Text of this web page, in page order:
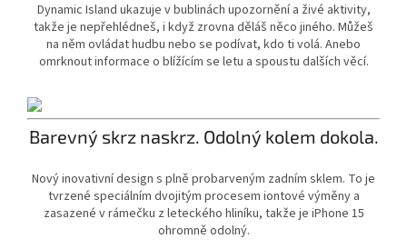
Dynamic Island ukazuje v bublinách upozornění a živé aktivity,
takže je nepřehlédneš, i když zrovna děláš něco jiného. Můžeš
na něm ovládat hudbu nebo se podívat, kdo ti volá. Anebo
omrknout informace o blížícím se letu a spoustu dalších věcí.
Barevný skrz naskrz. Odolný kolem dokola.
Nový inovativní design s plně probarveným zadním sklem. To je
tvrzené speciálním dvojitým procesem iontové výměny a
zasazené v rámečku z leteckého hliníku, takže je iPhone 15
ohromně odolný.